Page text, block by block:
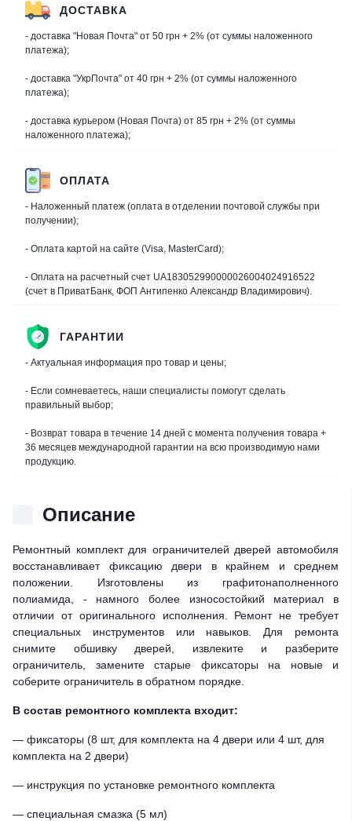
Описание
Ремонтный комплект для ограничителей дверей автомобиля
восстанавливает фиксацию двери в крайнем и среднем
положении. Изготовлены из графитонаполненного
полиамида, - намного более износостойкий материал в
отличии от оригинального исполнения. Ремонт не требует
специальных инструментов или навыков. Для ремонта
снимите обшивку дверей, извлеките и разберите
ограничитель, замените старые фиксаторы на новые и
соберите ограничитель в обратном порядке.
В состав ремонтного комплекта входит:
— фиксаторы (8 шт, для комплекта на 4 двери или 4 шт, для
комплекта на 2 двери)
— инструкция по установке ремонтного комплекта
— специальная смазка (5 мл)
ДОСТАВКА
- доставка "Новая Почта" от 50 грн + 2% (от суммы наложенного
платежа);
- доставка "УкрПочта" от 40 грн + 2% (от суммы наложенного
платежа);
- доставка курьером (Новая Почта) от 85 грн + 2% (от суммы
наложенного платежа);
ОПЛАТА
- Наложенный платеж (оплата в отделении почтовой службы при
получении);
- Оплата картой на сайте (Visa, MasterCard);
- Оплата на расчетный счет UA183052990000026004024916522
(счет в ПриватБанк, ФОП Антипенко Александр Владимирович).
ГАРАНТИИ
- Актуальная информация про товар и цены;
- Если сомневаетесь, наши специалисты помогут сделать
правильный выбор;
- Возврат товара в течение 14 дней с момента получения товара +
36 месяцев международной гарантии на всю производимую нами
продукцию.